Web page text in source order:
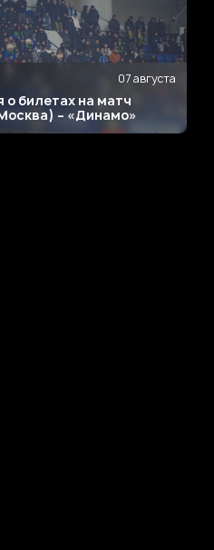
07 августа
билетах на матч
– «Динамо»